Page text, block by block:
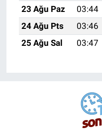
23 Ağu Paz
03:44
24 Ağu Pts
03:46
25 Ağu Sal
03:47